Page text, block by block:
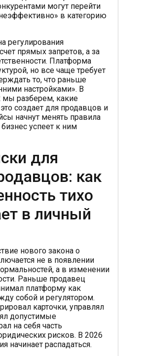
могут перейти
в категорию
регулирования
прямых запретов, а за
Платформа
но все чаще требует
то, что раньше
настройками». В
разберем, какие
создает для продавцов и
начнут менять правила
успеет к ним
для
как
тихо
в личный
нового закона о
не в появлении
а в изменении
Раньше продавец
платформу как
собой и регулятором.
карточки, управлял
допустимые
на себя часть
рисков. В 2026
начинает распадаться.